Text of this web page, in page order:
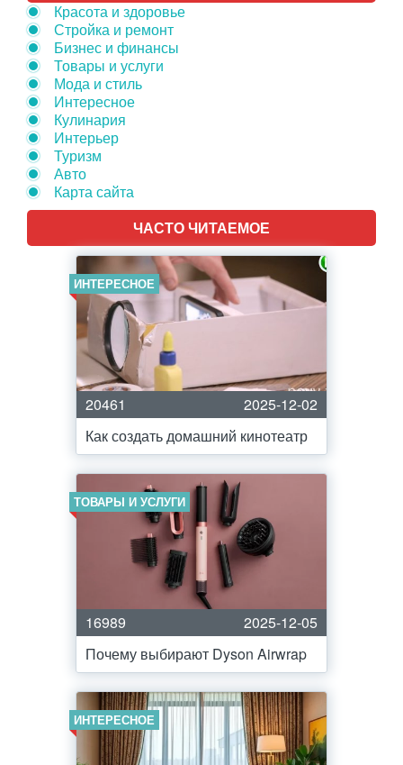
Красота и здоровье
Стройка и ремонт
Бизнес и финансы
Товары и услуги
Мода и стиль
Интересное
Кулинария
Интерьер
Туризм
Авто
Карта сайта
ЧАСТО ЧИТАЕМОЕ
ИНТЕРЕСНОЕ
20461
2025-12-02
Как создать домашний кинотеатр
ТОВАРЫ И УСЛУГИ
16989
2025-12-05
Почему выбирают Dyson Airwrap
ИНТЕРЕСНОЕ